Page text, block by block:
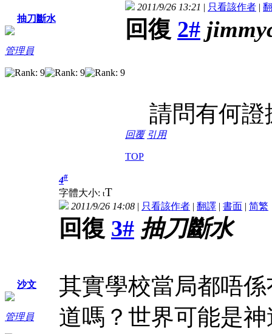
抽刀斷水
管理員
2011/9/26 13:21 | 只看該作者 |
回復 2#
請問有何證
回覆 引用
TOP
沙文
管理員
4#
字體大小: tT
2011/9/26 14:08 | 只看該作者 | 翻譯 | 書面 | 简繁
回復 3# 抽刀斷水
其實學校當局都唔
道嗎？世界可能是